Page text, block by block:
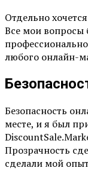
Отдельно
Все мои вопросы
любого онлайн-
Безопасность
месте, и я был
Прозрачность
сделали мой